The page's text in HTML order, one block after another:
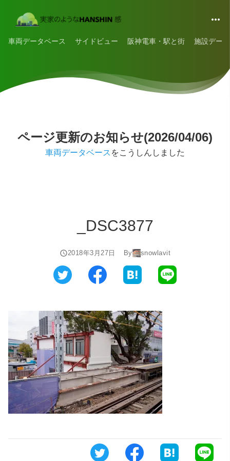
車両データベース サイドビュー 阪神電車・駅と街 施設デー
ページ更新のお知らせ(2026/04/06)
車両データベース をこうしんしました
_DSC3877
2018年3月27日 By snowlavit